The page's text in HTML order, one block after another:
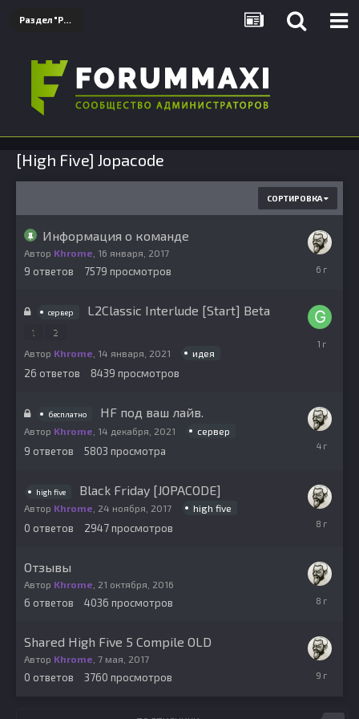
Раздел "Разработчиков"
[High Five] Jopacode
СОРТИРОВКА
Информация о команде
Автор Khrome 16 января, 2017
9 ответов 7579 просмотров
сентября,
сервер L2Classic Interlude [Start] Beta
1 2
Автор Khrome 14 января, 2021 идея
26 ответов 8439 просмотров
октября,
бесплатно HF под ваш лайв.
Автор Khrome 14 декабря, 2021 сервер
9 ответов 5803 просмотра
января,
high five Black Friday [JOPACODE]
Автор Khrome 24 ноября, 2017 high five
0 ответов 2947просмотров
ноября,
Отзывы
Автор Khrome 21 октября, 2016
6 ответов 4036 просмотров
октября,
Shared High Five 5 Compile OLD
Автор Khrome 7 мая, 2017
0 ответов 3760 просмотров
мая,